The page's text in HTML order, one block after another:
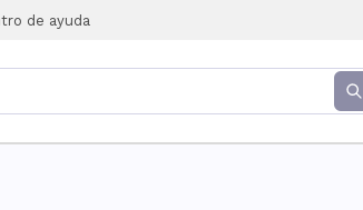
de ayuda